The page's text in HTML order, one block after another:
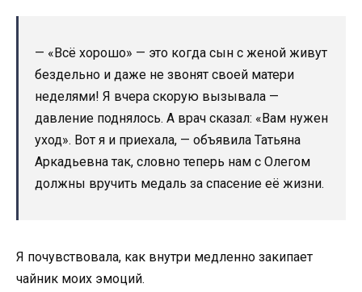
— «Всё хорошо» — это когда сын с женой живут
бездельно и даже не звонят своей матери
неделями! Я вчера скорую вызывала —
давление поднялось. А врач сказал: «Вам нужен
уход». Вот я и приехала, — объявила Татьяна
Аркадьевна так, словно теперь нам с Олегом
должны вручить медаль за спасение её жизни.
Я почувствовала, как внутри медленно закипает
чайник моих эмоций.